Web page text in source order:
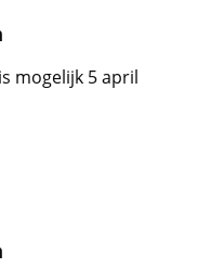
mogelijk 5 april